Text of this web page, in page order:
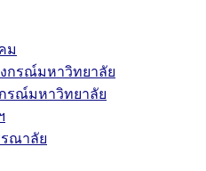
ม
กรณ์มหาวิทยาลัย
รณ์มหาวิทยาลัย
ณาลัย